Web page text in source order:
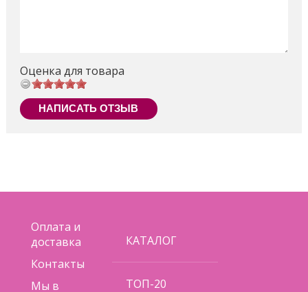
Оценка для товара
НАПИСАТЬ ОТЗЫВ
Оплата и
доставка
Контакты
Мы в
КАТАЛОГ
ТОП-20